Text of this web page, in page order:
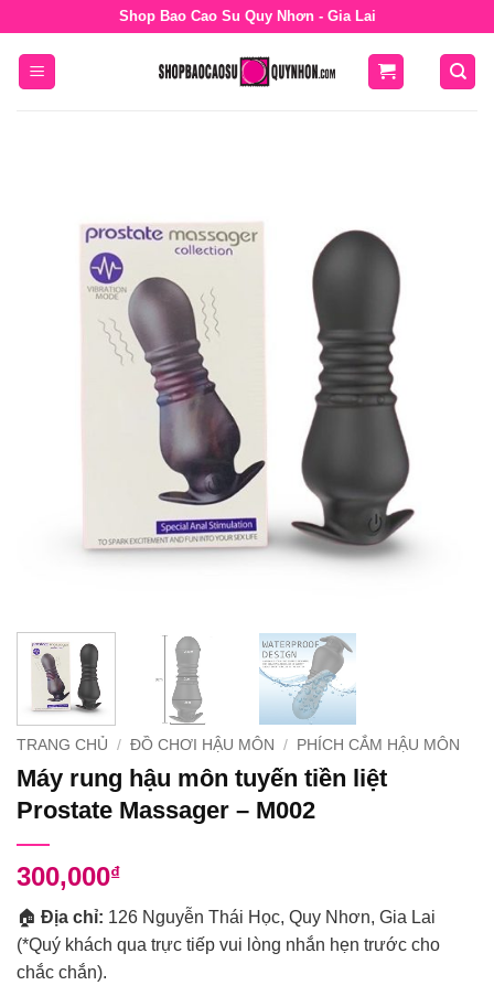
dung
Shop Bao Cao Su Quy Nhơn - Gia Lai
TRANG CHỦ / ĐỒ CHƠI HẬU MÔN / PHÍCH CẮM HẬU MÔN
Máy rung hậu môn tuyến tiền liệt
Prostate Massager – M002
300,000₫
🏠 Địa chỉ: 126 Nguyễn Thái Học, Quy Nhơn, Gia Lai
(*Quý khách qua trực tiếp vui lòng nhắn hẹn trước cho
chắc chắn).